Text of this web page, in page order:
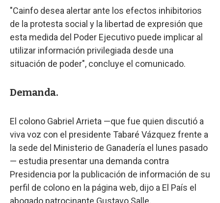
"Cainfo desea alertar ante los efectos inhibitorios
de la protesta social y la libertad de expresión que
esta medida del Poder Ejecutivo puede implicar al
utilizar información privilegiada desde una
situación de poder", concluye el comunicado.
Demanda.
El colono Gabriel Arrieta —que fue quien discutió a
viva voz con el presidente Tabaré Vázquez frente a
la sede del Ministerio de Ganadería el lunes pasado
— estudia presentar una demanda contra
Presidencia por la publicación de información de su
perfil de colono en la página web, dijo a El País el
abogado patrocinante Gustavo Salle.